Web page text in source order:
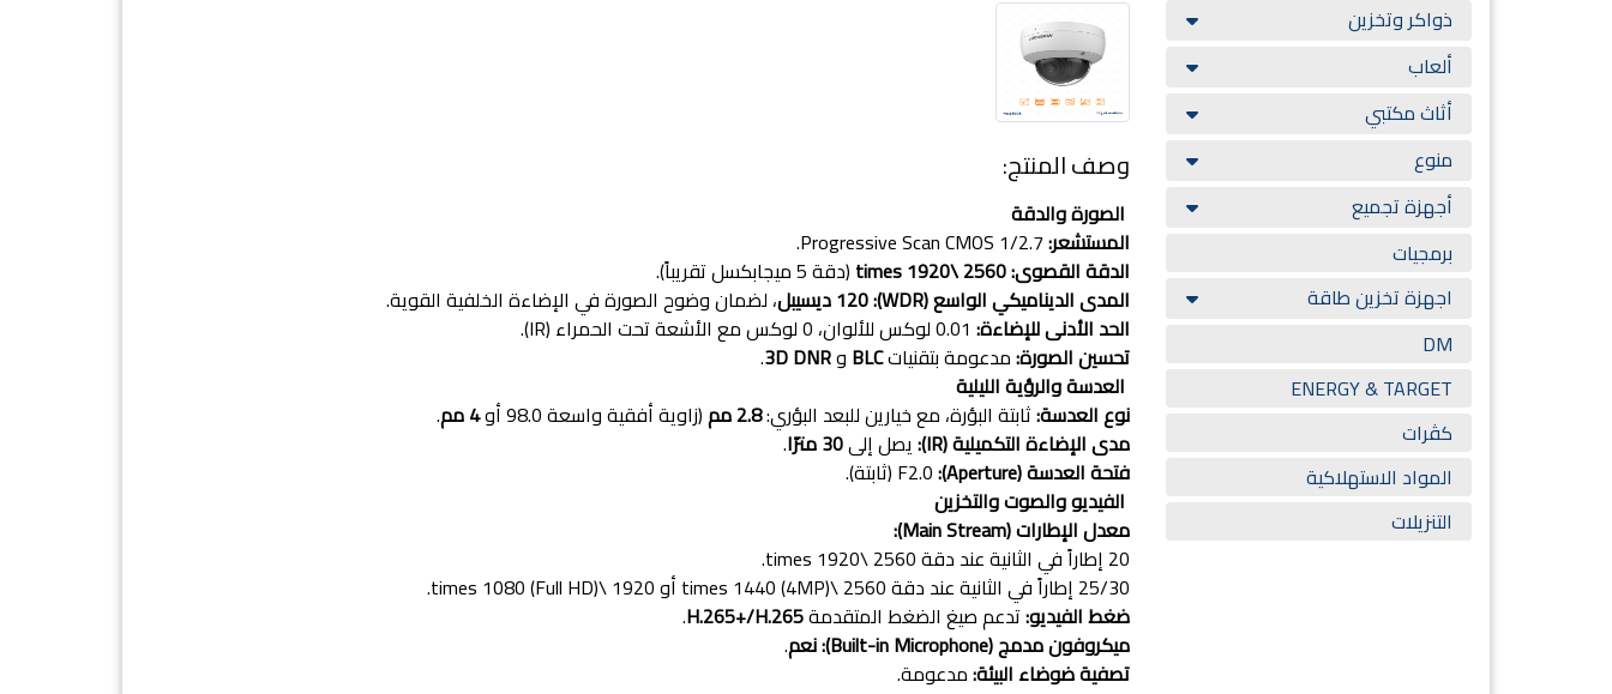
ذواكر وتخزين
ألعاب
أثاث مكتبي
منوع
أجهزة تجميع
برمجيات
اجهزة تخزين طاقة
DM
ENERGY & TARGET
كڤرات
المواد الاستهلاكية
التنزيلات
وصف المنتج:
الصورة والدقة
المستشعر:
الدقة القصوى:2560 \times 1920
(دقة 5 ميجابكسل تقريباً).
المدى الديناميكي الواسع (WDR):
120 ديسيبل
، لضمان وضوح الصورة في الإضاءة الخلفية القوية.
الحد الأدنى للإضاءة:
تحسين الصورة:مدعومة بتقنياتBLC و3D DNR
.
العدسة والرؤية الليلية
نوع العدسة:ثابتة البؤرة، مع خيارين للبعد البؤري:2.8 مم (زاوية أفقية واسعة 98.0 أو 4 مم
.
مدى الإضاءة التكميلية (IR):
يصل إلى30 مترًا
.
فتحة العدسة (Aperture):
الفيديو والصوت والتخزين
معدل الإطارات (Main Stream):
20 إطاراً في الثانية عند دقة 2560 \times 1920.
25/30 إطاراً في الثانية عند دقة 2560 \times 1440 (4MP) أو 1920 \times 1080 (Full HD).
ضغط الفيديو:تدعم صيغ الضغط المتقدمةH.265+/H.265
.
ميكروفون مدمج (Built-in Microphone):
نعم.
تصفية ضوضاء البيئة:مدعومة.